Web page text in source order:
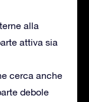
alla
attiva sia
cerca anche
debole